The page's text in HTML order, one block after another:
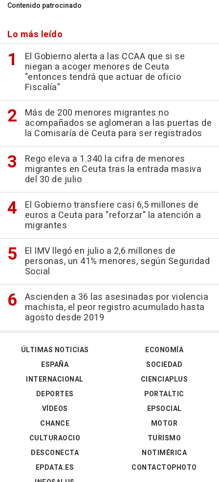
Contenido patrocinado
Lo más leído
El Gobierno alerta a las CCAA que si se
niegan a acoger menores de Ceuta
"entonces tendrá que actuar de oficio
Fiscalía"
Más de 200 menores migrantes no
acompañados se aglomeran a las puertas de
la Comisaría de Ceuta para ser registrados
Rego eleva a 1.340 la cifra de menores
migrantes en Ceuta tras la entrada masiva
del 30 de julio
El Gobierno transfiere casi 6,5 millones de
euros a Ceuta para "reforzar" la atención a
migrantes
El IMV llegó en julio a 2,6 millones de
personas, un 41% menores, según Seguridad
Social
Ascienden a 36 las asesinadas por violencia
machista, el peor registro acumulado hasta
agosto desde 2019
ÚLTIMAS NOTICIAS
ESPAÑA
INTERNACIONAL
DEPORTES
VÍDEOS
ECONOMÍA
SOCIEDAD
CIENCIAPLUS
PORTALTIC
EPSOCIAL
CHANCE
CULTURAOCIO
DESCONECTA
EPDATA.ES
MOTOR
TURISMO
NOTIMÉRICA
CONTACTOPHOTO